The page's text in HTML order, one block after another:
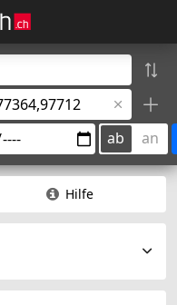
ab an
Hilfe